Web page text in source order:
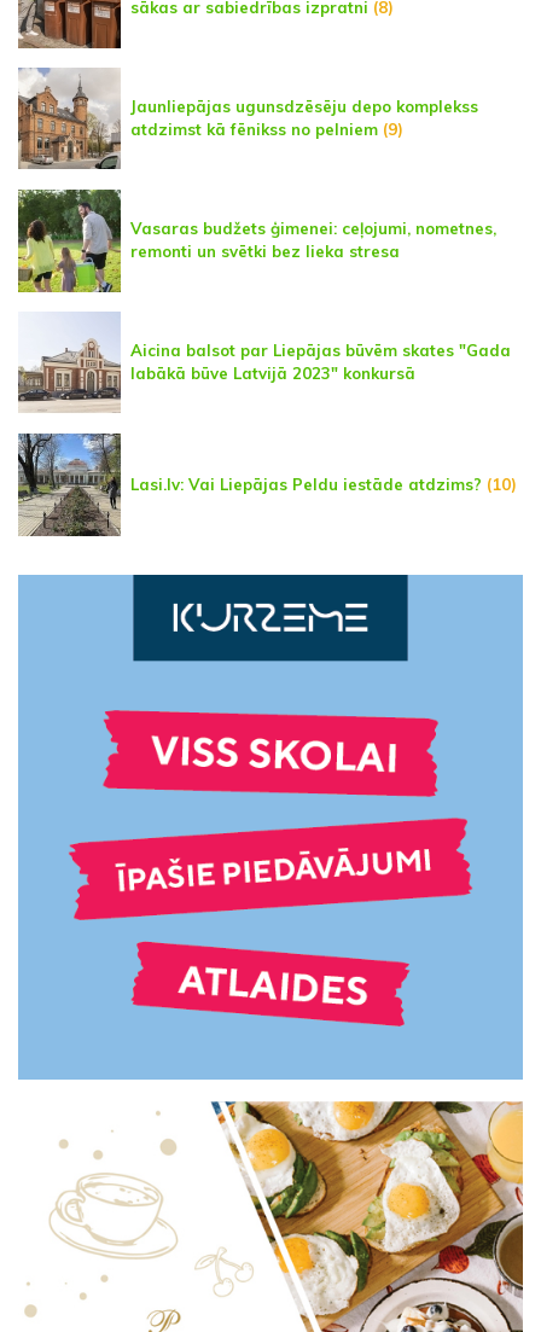
sākas ar sabiedrības izpratni (8)
Jaunliepājas ugunsdzēsēju depo komplekss
atdzimst kā fēnikss no pelniem (9)
Vasaras budžets ģimenei: ceļojumi, nometnes,
remonti un svētki bez lieka stresa
Aicina balsot par Liepājas būvēm skates "Gada
labākā būve Latvijā 2023" konkursā
Lasi.lv: Vai Liepājas Peldu iestāde atdzims? (10)